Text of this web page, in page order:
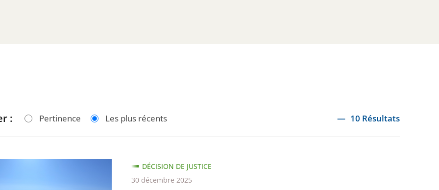
: Pertinence Les plus récents 10 Résultats
DÉCISION DE JUSTICE
30 décembre 2025